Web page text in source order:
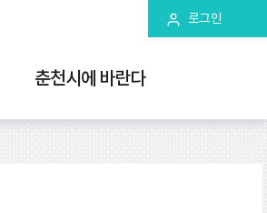
로그인
춘천시에 바란다